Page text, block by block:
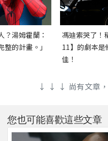
？湯姆霍蘭：
的計畫。」
馮迪索哭了！
11】的劇本是
佳！
↓ ↓ ↓ 尚有文章
您也可能喜歡這些文章